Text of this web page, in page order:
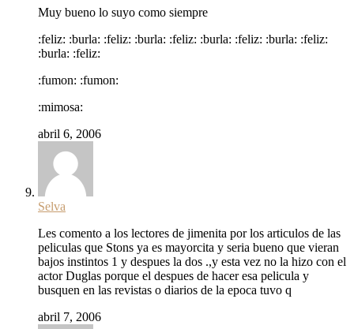
Muy bueno lo suyo como siempre
:feliz: :burla: :feliz: :burla: :feliz: :burla: :feliz: :burla: :feliz:
:burla: :feliz:
:fumon: :fumon:
:mimosa:
abril 6, 2006
Selva
Les comento a los lectores de jimenita por los articulos de las
peliculas que Stons ya es mayorcita y seria bueno que vieran
bajos instintos 1 y despues la dos .,y esta vez no la hizo con el
actor Duglas porque el despues de hacer esa pelicula y
busquen en las revistas o diarios de la epoca tuvo q
abril 7, 2006